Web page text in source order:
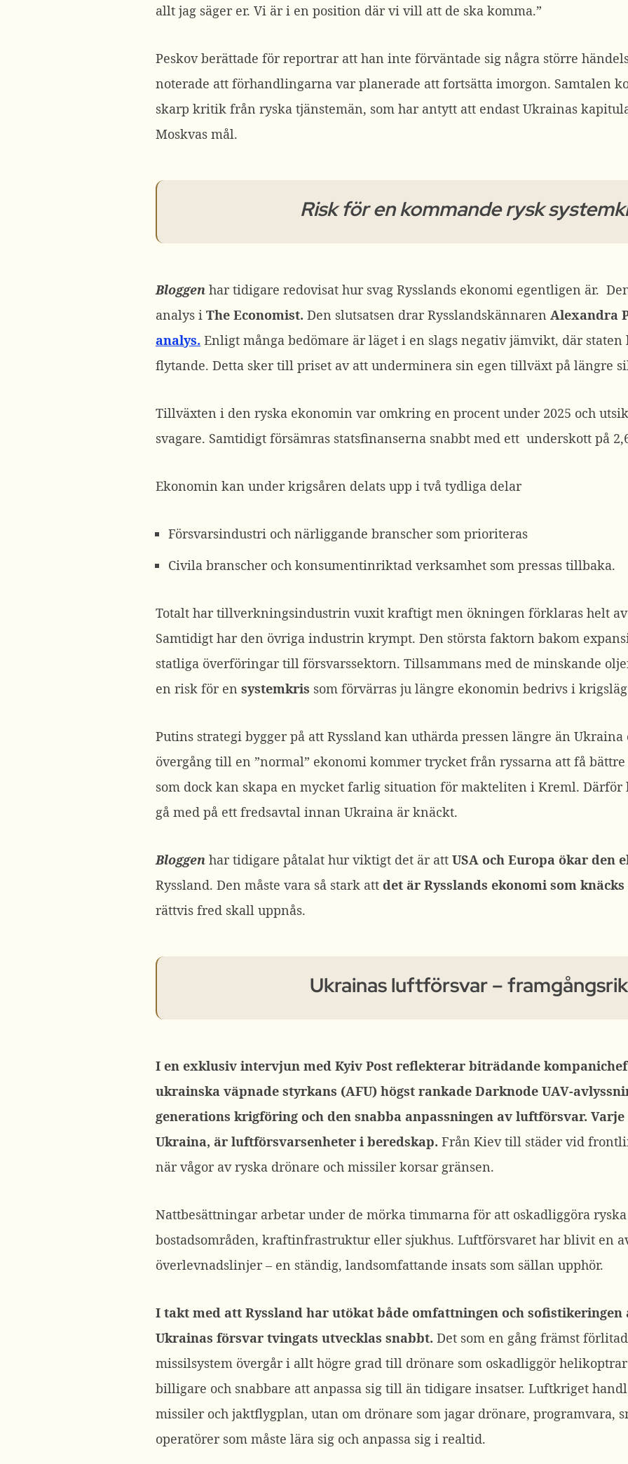
allt jag säger er. Vi är i en position där vi vill att de ska komma.”
Peskov berättade för reportrar att han inte förväntade sig några större
noterade att förhandlingarna var planerade att fortsätta imorgon. Samtalen
skarp kritik från ryska tjänstemän, som har antytt att endast Ukrainas
Moskvas mål.
Risk för en kommande rysk
Bloggen har tidigare redovisat hur svag Rysslands ekonomi egentligen är.
analys i The Economist. Den slutsatsen drar Rysslandskännaren Alexandra
analys. Enligt många bedömare är läget i en slags negativ jämvikt, där staten
flytande. Detta sker till priset av att underminera sin egen tillväxt på längre
Tillväxten i den ryska ekonomin var omkring en procent under 2025 och
svagare. Samtidigt försämras statsfinanserna snabbt med ett underskott på
Ekonomin kan under krigsåren delats upp i två tydliga delar
Försvarsindustri och närliggande branscher som prioriteras
Civila branscher och konsumentinriktad verksamhet som pressas tillbaka.
Totalt har tillverkningsindustrin vuxit kraftigt men ökningen förklaras helt
Samtidigt har den övriga industrin krympt. Den största faktorn bakom
statliga överföringar till försvarssektorn. Tillsammans med de minskande
en risk för en systemkris som förvärras ju längre ekonomin bedrivs i
Putins strategi bygger på att Ryssland kan uthärda pressen längre än
övergång till en ”normal” ekonomi kommer trycket från ryssarna att få
som dock kan skapa en mycket farlig situation för makteliten i Kreml. Därför
gå med på ett fredsavtal innan Ukraina är knäckt.
Bloggen har tidigare påtalat hur viktigt det är att USA och Europa ökar den
Ryssland. Den måste vara så stark att det är Rysslands ekonomi som knäcks
rättvis fred skall uppnås.
Ukrainas luftförsvar –
I en exklusiv intervjun med Kyiv Post reflekterar biträdande
ukrainska väpnade styrkans (AFU) högst rankade Darknode UAV-
generations krigföring och den snabba anpassningen av luftförsvar. Varje
Ukraina, är luftförsvarsenheter i beredskap. Från Kiev till städer vid
när vågor av ryska drönare och missiler korsar gränsen.
Nattbesättningar arbetar under de mörka timmarna för att oskadliggöra
bostadsområden, kraftinfrastruktur eller sjukhus. Luftförsvaret har blivit en
överlevnadslinjer – en ständig, landsomfattande insats som sällan upphör.
I takt med att Ryssland har utökat både omfattningen och
Ukrainas försvar tvingats utvecklas snabbt. Det som en gång främst
missilsystem övergår i allt högre grad till drönare som oskadliggör
billigare och snabbare att anpassa sig till än tidigare insatser. Luftkriget
missiler och jaktflygplan, utan om drönare som jagar drönare, programvara,
operatörer som måste lära sig och anpassa sig i realtid.